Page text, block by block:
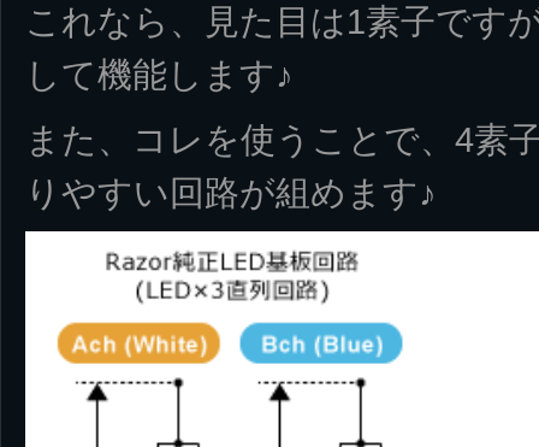
これなら、見た目は1素子です
して機能します♪
また、コレを使うことで、4素
りやすい回路が組めます♪